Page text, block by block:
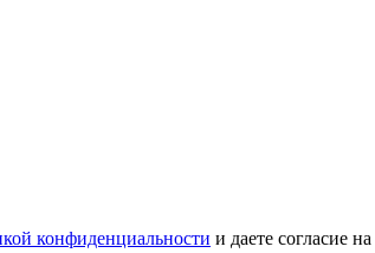
конфиденциальности и даете согласие на